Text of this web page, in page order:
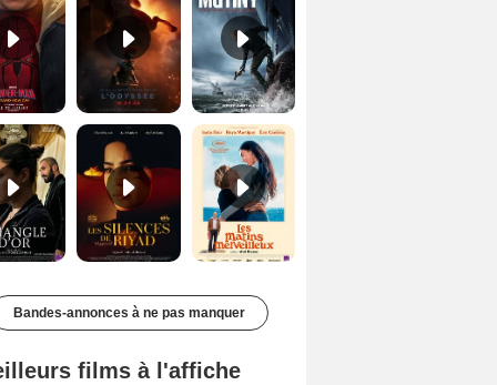
Les Silences de Riyad Bande-annonce VO STFR Les Matins merveilleux Bande-annonce VF
Bandes-annonces à ne pas manquer
films à l'affiche